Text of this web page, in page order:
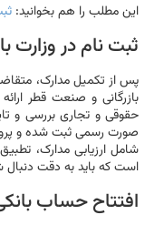
این مطلب را هم بخوانید:
ثبت نام در وزارت
پس از تکمیل مدارک،
بازرگانی و صنعت قطر
حقوقی و تجاری بررسی و
صورت رسمی ثبت شده و
شامل ارزیابی مدارک،
است که باید به دقت
افتتاح حساب